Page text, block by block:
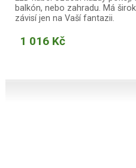
balkón, nebo zahradu. Má
závisí jen na Vaší fantazii.
1 016 Kč